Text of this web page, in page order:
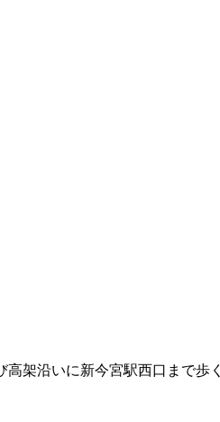
架沿いに新今宮駅西口まで歩く